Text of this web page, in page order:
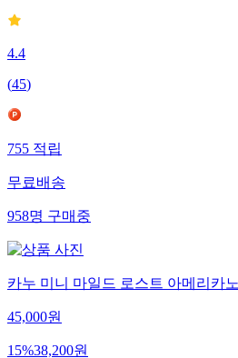
4.4
(45)
755적립
무료배송
958명구매중
카누 미니 마일드 로스트 아메리카
45,000원